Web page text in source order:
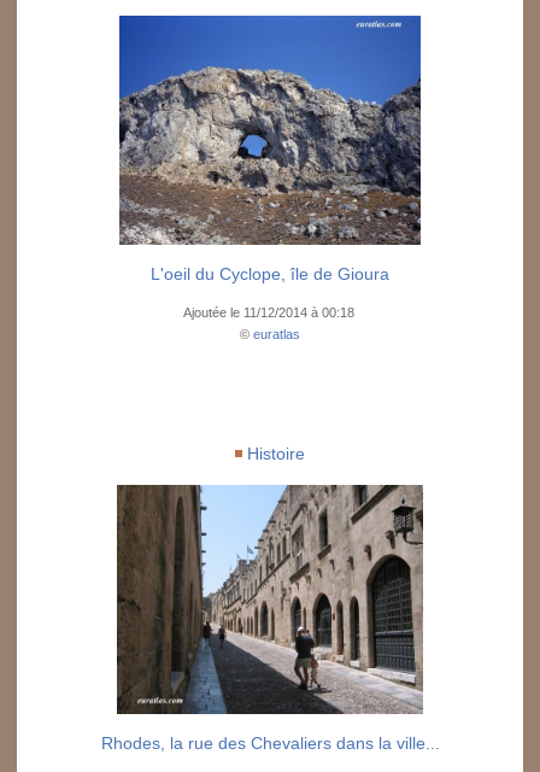
L'oeil du Cyclope, île de Gioura
Ajoutée le 11/12/2014 à 00:18
© euratlas
Histoire
Rhodes, la rue des Chevaliers dans la ville...